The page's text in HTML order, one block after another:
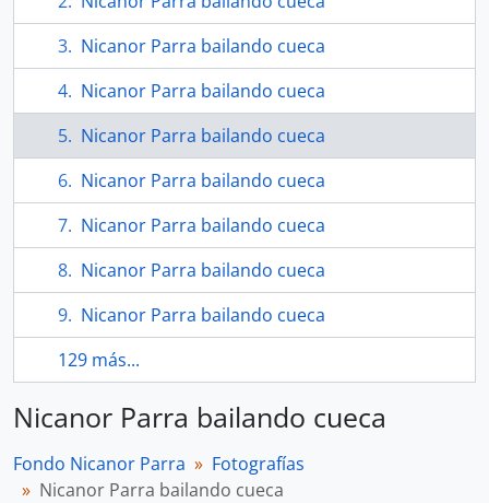
Nicanor Parra bailando cueca
Nicanor Parra bailando cueca
Nicanor Parra bailando cueca
Nicanor Parra bailando cueca
Nicanor Parra bailando cueca
Nicanor Parra bailando cueca
Nicanor Parra bailando cueca
129 más...
Nicanor Parra bailando cueca
Fondo Nicanor Parra
Fotografías
Nicanor Parra bailando cueca